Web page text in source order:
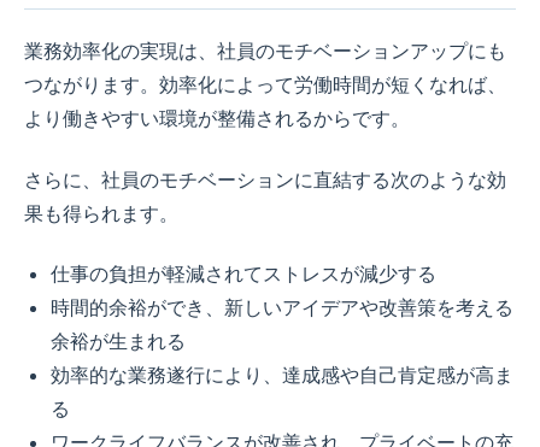
業務効率化の実現は、社員のモチベーションアップにも
つながります。効率化によって労働時間が短くなれば、
より働きやすい環境が整備されるからです。
さらに、社員のモチベーションに直結する次のような効
果も得られます。
仕事の負担が軽減されてストレスが減少する
時間的余裕ができ、新しいアイデアや改善策を考える
余裕が生まれる
効率的な業務遂行により、達成感や自己肯定感が高ま
る
ワークライフバランスが改善され、プライベートの充